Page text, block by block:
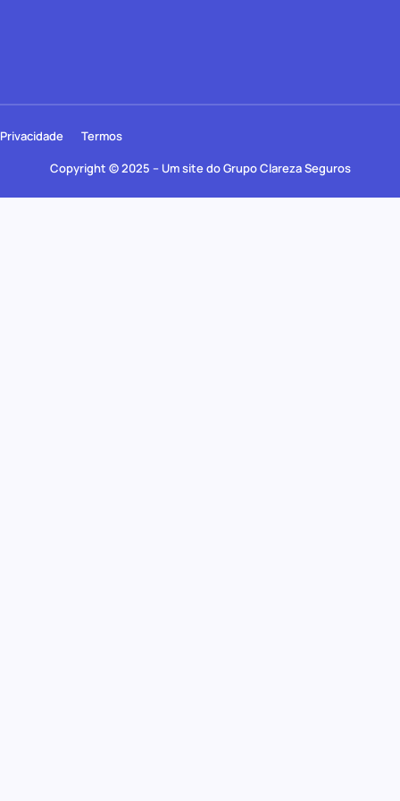
Copyright © 2025 – Um site do Grupo Clareza Seguros
Privacidade Termos